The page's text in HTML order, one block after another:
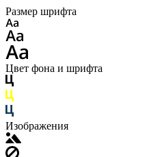
Размер шрифта
Цвет фона и шрифта
Изображения